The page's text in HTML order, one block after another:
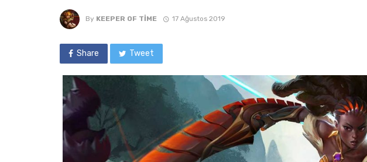
By KEEPER OF TIME 17 Ağustos 2019
Share Tweet